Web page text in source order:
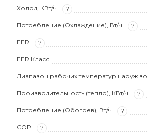
Холод, КВт/ч ?
Потребление (Охлаждение), Вт/ч ?
EER ?
EER Класс
Диапазон рабочих температур
Производительность (тепло), КВт/ч ?
Потребление (Обогрев), Вт/ч ?
COP ?